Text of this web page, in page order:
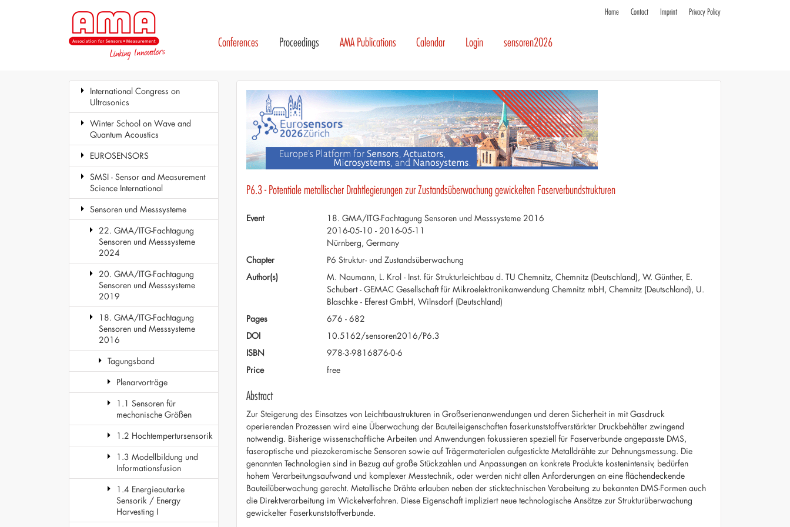
Home Contact Imprint Privacy Policy
Conferences Proceedings AMA Publications Calendar Login sensoren2026
International Congress on
Ultrasonics
Winter School on Wave and
Quantum Acoustics
EUROSENSORS
SMSI - Sensor and Measurement
Science International
Sensoren und Messsysteme
22. GMA/ITG-Fachtagung
Sensoren und Messsysteme
2024
20. GMA/ITG-Fachtagung
Sensoren und Messsysteme
2019
18. GMA/ITG-Fachtagung
Sensoren und Messsysteme
2016
Tagungsband
Plenarvorträge
1.1 Sensoren für
mechanische Größen
1.2 Hochtempertursensorik
1.3 Modellbildung und
Informationsfusion
1.4 Energieautarke
Sensorik / Energy
Harvesting I
P6.3 - Potentiale metallischer Drahtlegierungen zur Zustandsüberwachung gewickelten Faserverbundstrukturen
Event
18. GMA/ITG-Fachtagung Sensoren und Messsysteme 2016
2016-05-10 - 2016-05-11
Nürnberg, Germany
Chapter
P6 Struktur- und Zustandsüberwachung
Author(s)
M. Naumann, L. Krol - Inst. für Strukturleichtbau d. TU Chemnitz, Chemnitz (Deutschland), W. Günther, E.
Schubert - GEMAC Gesellschaft für Mikroelektronikanwendung Chemnitz mbH, Chemnitz (Deutschland), U.
Blaschke - Eferest GmbH, Wilnsdorf (Deutschland)
Pages
676 - 682
DOI
10.5162/sensoren2016/P6.3
ISBN
978-3-9816876-0-6
Price
free
Abstract
Zur Steigerung des Einsatzes von Leichtbaustrukturen in Großserienanwendungen und deren Sicherheit in mit Gasdruck
operierenden Prozessen wird eine Überwachung der Bauteileigenschaften faserkunststoffverstärkter Druckbehälter zwingend
notwendig. Bisherige wissenschaftliche Arbeiten und Anwendungen fokussieren speziell für Faserverbunde angepasste DMS,
faseroptische und piezokeramische Sensoren sowie auf Trägermaterialen aufgestickte Metalldrähte zur Dehnungsmessung. Die
genannten Technologien sind in Bezug auf große Stückzahlen und Anpassungen an konkrete Produkte kostenintensiv, bedürfen
hohem Verarbeitungsaufwand und komplexer Messtechnik, oder werden nicht allen Anforderungen an eine flächendeckende
Bauteilüberwachung gerecht. Metallische Drähte erlauben neben der sticktechnischen Verabeitung zu bekannten DMS-Formen auch
die Direktverarbeitung im Wickelverfahren. Diese Eigenschaft impliziert neue technologische Ansätze zur Strukturüberwachung
gewickelter Faserkunststoffverbunde.